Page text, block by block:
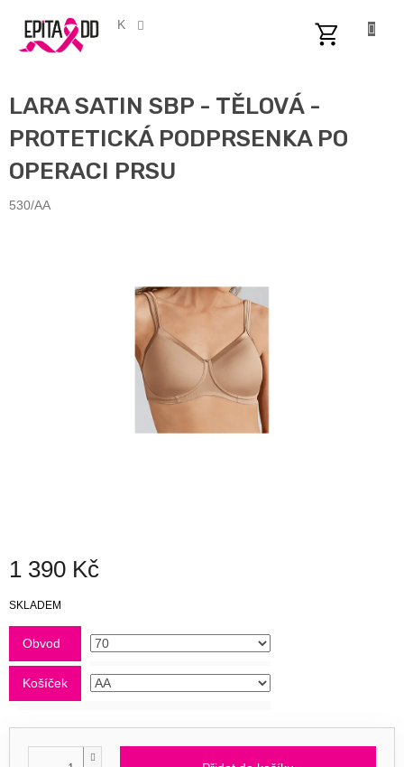
obsah
CZK
LARA SATIN SBP - TĚLOVÁ -
PROTETICKÁ PODPRSENKA PO
OPERACI PRSU
530/AA
1 390 Kč
Měrná
SKLADEM
Obvod
Košíček